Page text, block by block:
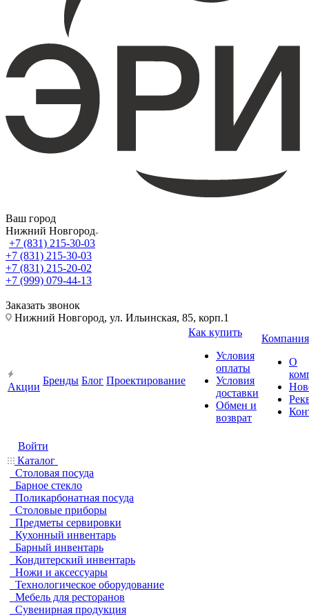
Ваш город
Нижний Новгород
+7 (831) 215-30-03
+7 (831) 215-30-03
+7 (831) 215-20-02
+7 (999) 079-44-13
Заказать звонок
Нижний Новгород, ул. Ильинская, 85, корп.1
Акции
Бренды Блог Проектирование
Как купить
Условия
оплаты
Условия
доставки
Обмен и
возврат
Компания
О
Войти
Каталог
Столовая посуда
Барное стекло
Поликарбонатная посуда
Столовые приборы
Предметы сервировки
Кухонный инвентарь
Барный инвентарь
Кондитерский инвентарь
Ножи и аксессуары
Технологическое оборудование
Мебель для ресторанов
Сувенирная продукция